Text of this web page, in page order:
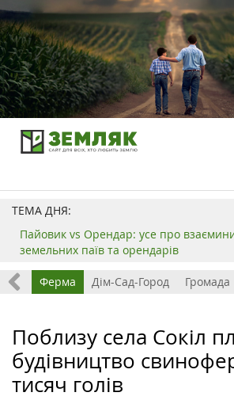
ТЕМА ДНЯ:
Пайовик vs Орендар: усе про
земельних паїв та орендарів
Ферма Дім-Сад-Город Громада
Поблизу села Сокіл
будівництво
тисяч голів